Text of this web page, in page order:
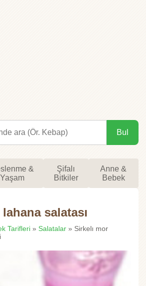
Bul
&
Yaşam
Şifalı
Bitkiler
Anne &
Bebek
salatası
Tarifleri » Salatalar » Sirkelı mor